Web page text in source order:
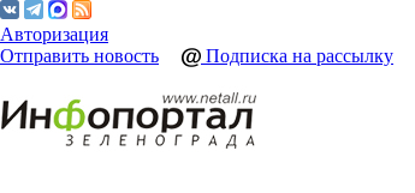
Авторизация
Отправить новость
Подписка на рассылку